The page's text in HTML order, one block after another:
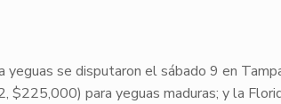
se disputaron el sábado 9 en
$225,000) para yeguas maduras; y la